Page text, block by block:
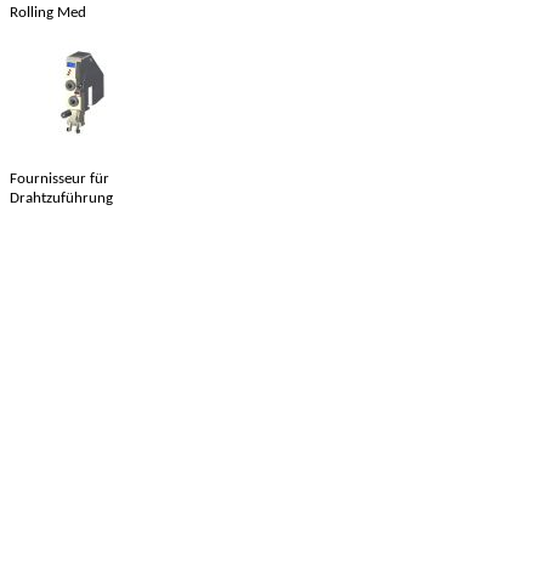
Rolling Med
Fournisseur für
Drahtzuführung